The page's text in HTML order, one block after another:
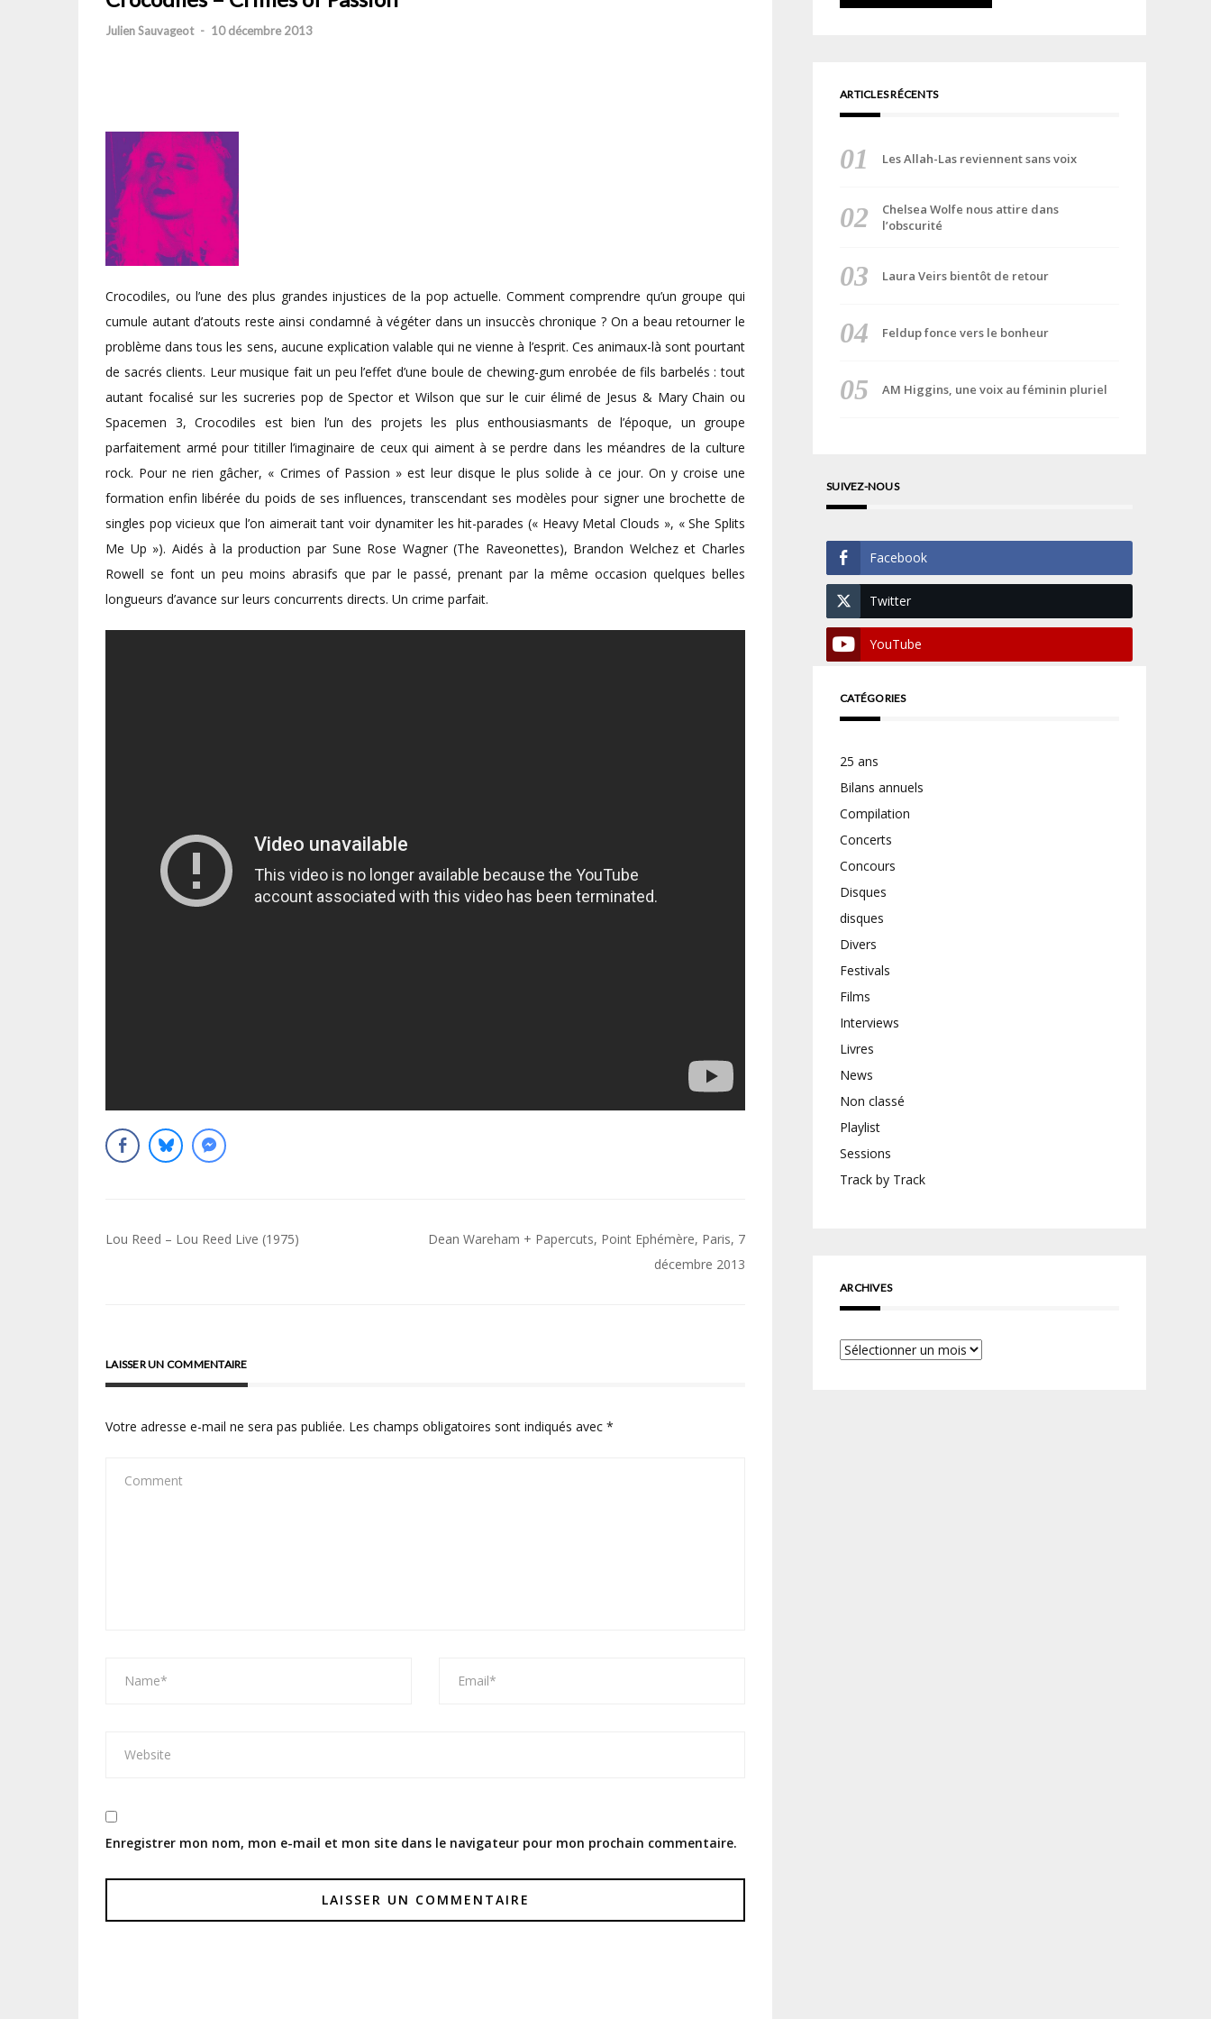
Julien Sauvageot - 10 décembre 2013
Crocodiles, ou l’une des plus grandes injustices de la pop actuelle. Comment comprendre qu’un groupe qui
cumule autant d’atouts reste ainsi condamné à végéter dans un insuccès chronique ? On a beau retourner le
problème dans tous les sens, aucune explication valable qui ne vienne à l’esprit. Ces animaux-là sont pourtant
de sacrés clients. Leur musique fait un peu l’effet d’une boule de chewing-gum enrobée de fils barbelés : tout
autant focalisé sur les sucreries pop de Spector et Wilson que sur le cuir élimé de Jesus & Mary Chain ou
Spacemen 3, Crocodiles est bien l’un des projets les plus enthousiasmants de l’époque, un groupe
parfaitement armé pour titiller l’imaginaire de ceux qui aiment à se perdre dans les méandres de la culture
rock. Pour ne rien gâcher, « Crimes of Passion » est leur disque le plus solide à ce jour. On y croise une
formation enfin libérée du poids de ses influences, transcendant ses modèles pour signer une brochette de
singles pop vicieux que l’on aimerait tant voir dynamiter les hit-parades (« Heavy Metal Clouds », « She Splits
Me Up »). Aidés à la production par Sune Rose Wagner (The Raveonettes), Brandon Welchez et Charles
Rowell se font un peu moins abrasifs que par le passé, prenant par la même occasion quelques belles
longueurs d’avance sur leurs concurrents directs. Un crime parfait.
Navigation
Lou Reed – Lou Reed Live (1975)
Dean Wareham + Papercuts, Point Ephémère, Paris, 7
décembre 2013
LAISSER UN COMMENTAIRE
Votre adresse e-mail ne sera pas publiée. Les champs obligatoires sont indiqués avec *
Enregistrer mon nom, mon e-mail et mon site dans le navigateur pour mon prochain commentaire.
ARTICLES RÉCENTS
Les Allah-Las reviennent sans voix
Chelsea Wolfe nous attire dans
l’obscurité
Laura Veirs bientôt de retour
Feldup fonce vers le bonheur
AM Higgins, une voix au féminin pluriel
SUIVEZ-NOUS
Facebook
Twitter
YouTube
CATÉGORIES
25 ans
Bilans annuels
Compilation
Concerts
Concours
Disques
disques
Divers
Festivals
Films
Interviews
Livres
News
Non classé
Playlist
Sessions
Track by Track
ARCHIVES
Archives